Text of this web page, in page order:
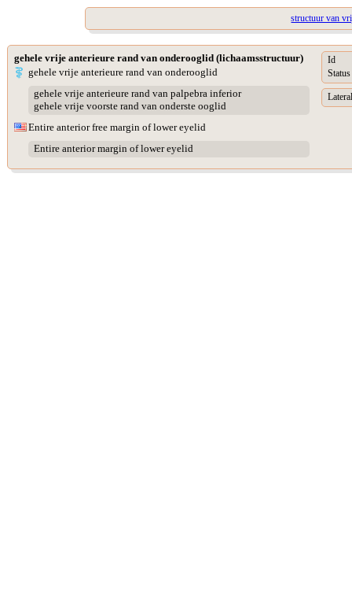
structuur van
gehele vrije anterieure rand van onderooglid (lichaamsstructuur)
gehele vrije anterieure rand van onderooglid
gehele vrije anterieure rand van palpebra inferior
gehele vrije voorste rand van onderste ooglid
Entire anterior free margin of lower eyelid
Entire anterior margin of lower eyelid
Id
Status